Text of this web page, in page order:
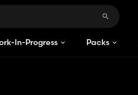
In-Progress Packs